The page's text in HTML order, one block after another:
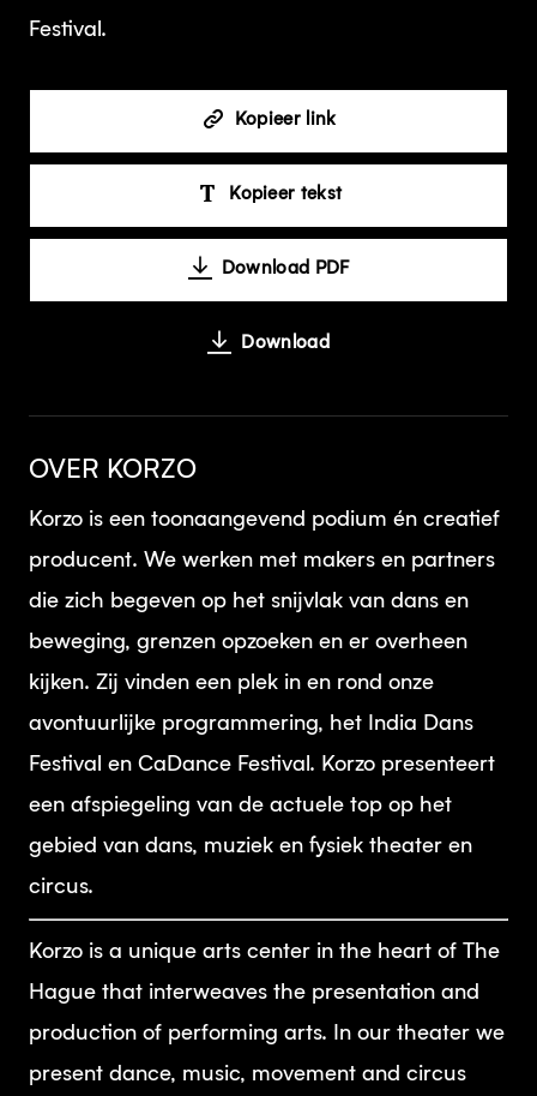
Festival.
Kopieer link
Kopieer tekst
Download PDF
Download
OVER KORZO
Korzo is een toonaangevend podium én creatief
producent. We werken met makers en partners
die zich begeven op het snijvlak van dans en
beweging, grenzen opzoeken en er overheen
kijken. Zij vinden een plek in en rond onze
avontuurlijke programmering, het India Dans
Festival en CaDance Festival. Korzo presenteert
een afspiegeling van de actuele top op het
gebied van dans, muziek en fysiek theater en
circus.
Korzo is a unique arts center in the heart of The
Hague that interweaves the presentation and
production of performing arts. In our theater we
present dance, music, movement and circus